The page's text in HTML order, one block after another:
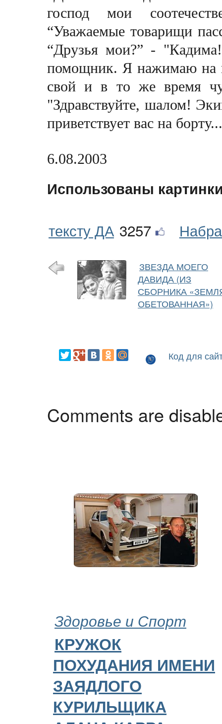
господ мои
“Уважаемые товарищи
“Друзья мои?” -
помощник. Я нажимaю на
свой и в то же время
"Здравствуйте, шалом!
приветствует вас на
6.08.2003
Использованы
тексту ДА 3257
ЗВЕЗДА МОЕГО
ДАВИДА (ИЗ
СБОРНИКА
ОБЕТОВАННАЯ»)
Код для
Comments are
Здоровье и Спорт
КРУЖОК
ПОХУДАНИЯ ИМЕНИ
ЗАЯДЛОГО
КУРИЛЬЩИКА